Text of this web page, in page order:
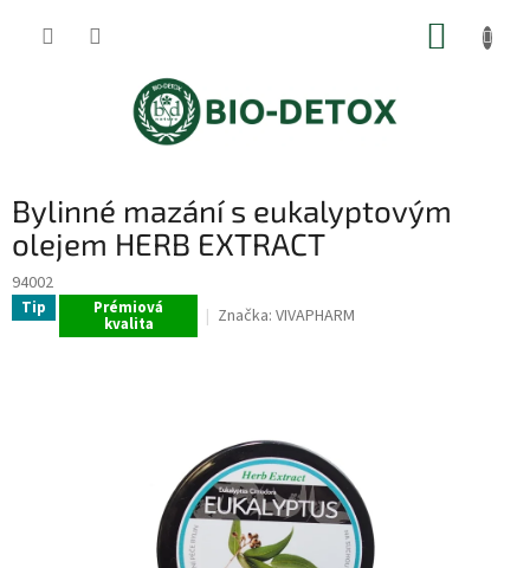
Bylinné mazání s eukalyptovým
olejem HERB EXTRACT
94002
Tip Prémiová
kvalita Značka: VIVAPHARM